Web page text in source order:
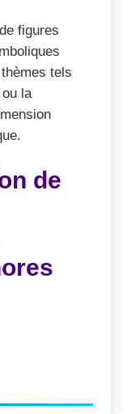
figures
tels
la
de